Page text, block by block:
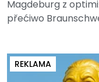
Magdeburg z
přećiwo
REKLAMA